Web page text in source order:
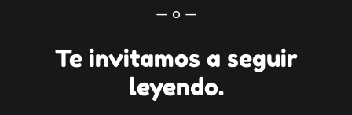
— o —
Te invitamos a seguir
leyendo.